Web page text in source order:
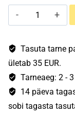
Ledlenser
Kidled
kogus
Tasuta tarne
ületab 35 EUR.
Tarneaeg: 2 -
14 päeva
sobi tagasta